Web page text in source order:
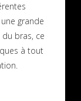
grande
bras, ce
à tout